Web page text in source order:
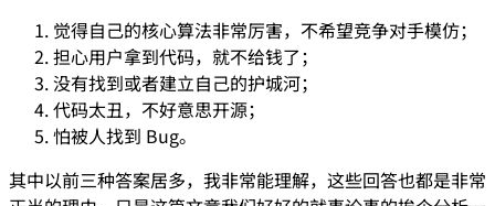
觉得自己的核心算法非常厉害，不希望竞争对手模仿；
担心用户拿到代码，就不给钱了；
没有找到或者建立自己的护城河；
代码太丑，不好意思开源；
怕被人找到 Bug。
其中以前三种答案居多，我非常能理解，这些回答也都是非常